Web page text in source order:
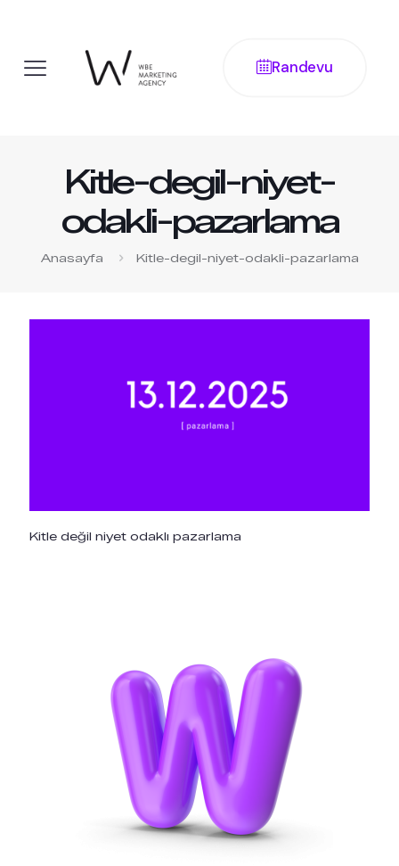
Randevu
Kitle-degil-niyet-
odakli-pazarlama
Anasayfa Kitle-degil-niyet-odakli-pazarlama
Kitle değil niyet odaklı pazarlama